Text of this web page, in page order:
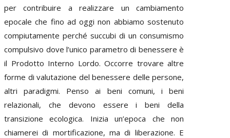
per contribuire a realizzare un cambiamento
epocale che fino ad oggi non abbiamo sostenuto
compiutamente perché succubi di un consumismo
compulsivo dove l’unico parametro di benessere è
il Prodotto Interno Lordo. Occorre trovare altre
forme di valutazione del benessere delle persone,
altri paradigmi. Penso ai beni comuni, i beni
relazionali, che devono essere i beni della
transizione ecologica. Inizia un’epoca che non
chiamerei di mortificazione, ma di liberazione. E